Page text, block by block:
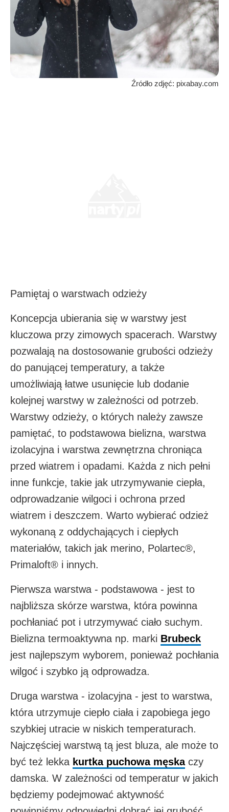
Źródło zdjęć: pixabay.com
Pamiętaj o warstwach odzieży
Koncepcja ubierania się w warstwy jest
kluczowa przy zimowych spacerach. Warstwy
pozwalają na dostosowanie grubości odzieży
do panującej temperatury, a także
umożliwiają łatwe usunięcie lub dodanie
kolejnej warstwy w zależności od potrzeb.
Warstwy odzieży, o których należy zawsze
pamiętać, to podstawowa bielizna, warstwa
izolacyjna i warstwa zewnętrzna chroniąca
przed wiatrem i opadami. Każda z nich pełni
inne funkcje, takie jak utrzymywanie ciepła,
odprowadzanie wilgoci i ochrona przed
wiatrem i deszczem. Warto wybierać odzież
wykonaną z oddychających i ciepłych
materiałów, takich jak merino, Polartec®,
Primaloft® i innych.
Pierwsza warstwa - podstawowa - jest to
najbliższa skórze warstwa, która powinna
pochłaniać pot i utrzymywać ciało suchym.
Bielizna termoaktywna np. marki Brubeck
jest najlepszym wyborem, ponieważ pochłania
wilgoć i szybko ją odprowadza.
Druga warstwa - izolacyjna - jest to warstwa,
która utrzymuje ciepło ciała i zapobiega jego
szybkiej utracie w niskich temperaturach.
Najczęściej warstwą tą jest bluza, ale może to
być też lekka kurtka puchowa męskaczy
damska. W zależności od temperatur w jakich
będziemy podejmować aktywność